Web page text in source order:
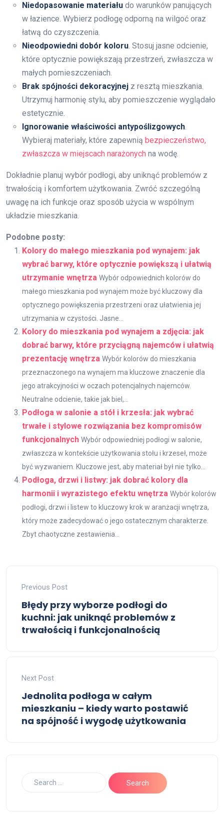
Niedopasowanie materiału do warunków panujących
w łazience. Wybierz podłogę odporną na wilgoć oraz
łatwą do czyszczenia.
Nieodpowiedni dobór koloru. Stosuj jasne odcienie,
które optycznie powiększają przestrzeń, zwłaszcza w
małych pomieszczeniach.
Brak spójności dekoracyjnej z resztą mieszkania.
Utrzymuj harmonię stylu, aby pomieszczenie wyglądało
estetycznie.
Ignorowanie właściwości antypoślizgowych.
Wybieraj materiały, które zapewnią bezpieczeństwo,
zwłaszcza w miejscach narażonych na wodę.
Dokładnie planuj wybór podłogi, aby uniknąć problemów z
trwałością i komfortem użytkowania. Zwróć szczególną
uwagę na ich funkcje oraz sposób użycia w wspólnym
układzie mieszkania.
Podobne posty:
Kolory do małego mieszkania pod wynajem: jak
wybrać barwy, które optycznie powiększą i ułatwią
utrzymanie wnętrza Wybór odpowiednich kolorów do
małego mieszkania pod wynajem może być kluczowy dla
optycznego powiększenia przestrzeni oraz ułatwienia jej
utrzymania w czystości. Jasne...
Kolory do mieszkania pod wynajem a zdjęcia: jak
dobrać barwy, które przyciągną najemców i ułatwią
prezentację wnętrza Wybór kolorów do mieszkania
przeznaczonego na wynajem ma kluczowe znaczenie dla
jego atrakcyjności w oczach potencjalnych najemców.
Neutralne odcienie, takie jak biel,...
Podłoga w salonie a stół i krzesła: jak wybrać
trwałe i stylowe rozwiązania bez kompromisów
funkcjonalnych Wybór odpowiedniej podłogi w salonie,
zwłaszcza w kontekście użytkowania stołu i krzeseł, może
być wyzwaniem. Kluczowe jest, aby materiał był nie tylko...
Podłoga, drzwi i listwy: jak dobrać kolory dla
harmonii i wyrazistego efektu wnętrza Wybór kolorów
podłogi, drzwi i listew to kluczowy krok w aranżacji wnętrza,
który może zadecydować o jego ostatecznym charakterze.
Zbyt chaotyczne zestawienia...
Previous Post
Błędy przy wyborze podłogi do
kuchni: jak uniknąć problemów z
trwałością i funkcjonalnością
Next Post
Jednolita podłoga w całym
mieszkaniu – kiedy warto postawić
na spójność i wygodę użytkowania